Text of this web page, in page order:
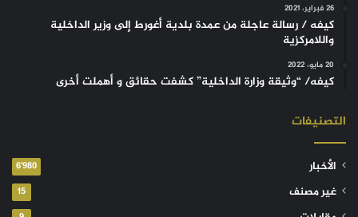
26 فبراير، 2021
كيفه / رسالة عاجلة من عمدة بلدية أغورط إلى وزير الداخلية
واللامركزية
20 مايو، 2022
كيفه/ “وثيقة وزارة الداخلية” كشفت حقائق و أهملت أخرى
التصنيفات
الأخبار 6٬980
غير مصنف 15